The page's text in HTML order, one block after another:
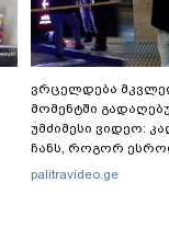
ვრცელდება
მომენტში
უმძიმესი ვიდეო:
ჩანს, როგორ
ცნობილ
palitravideo.ge